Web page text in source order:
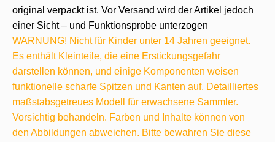
original verpackt ist. Vor Versand wird der Artikel jedoch
einer Sicht – und Funktionsprobe unterzogen
WARNUNG! Nicht für Kinder unter 14 Jahren geeignet.
Es enthält Kleinteile, die eine Erstickungsgefahr
darstellen können, und einige Komponenten weisen
funktionelle scharfe Spitzen und Kanten auf. Detailliertes
maßstabsgetreues Modell für erwachsene Sammler.
Vorsichtig behandeln. Farben und Inhalte können von
den Abbildungen abweichen. Bitte bewahren Sie diese